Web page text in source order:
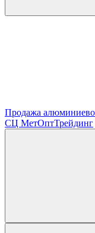
Продажа
СЦ МетОптТрейдинг